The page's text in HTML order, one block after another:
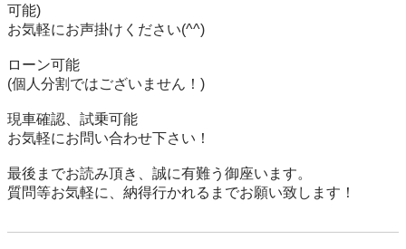
可能)
お気軽にお声掛けください(^^)
ローン可能
(個人分割ではございません！)
現車確認、試乗可能
お気軽にお問い合わせ下さい！
最後までお読み頂き、誠に有難う御座います。
質問等お気軽に、納得行かれるまでお願い致します！